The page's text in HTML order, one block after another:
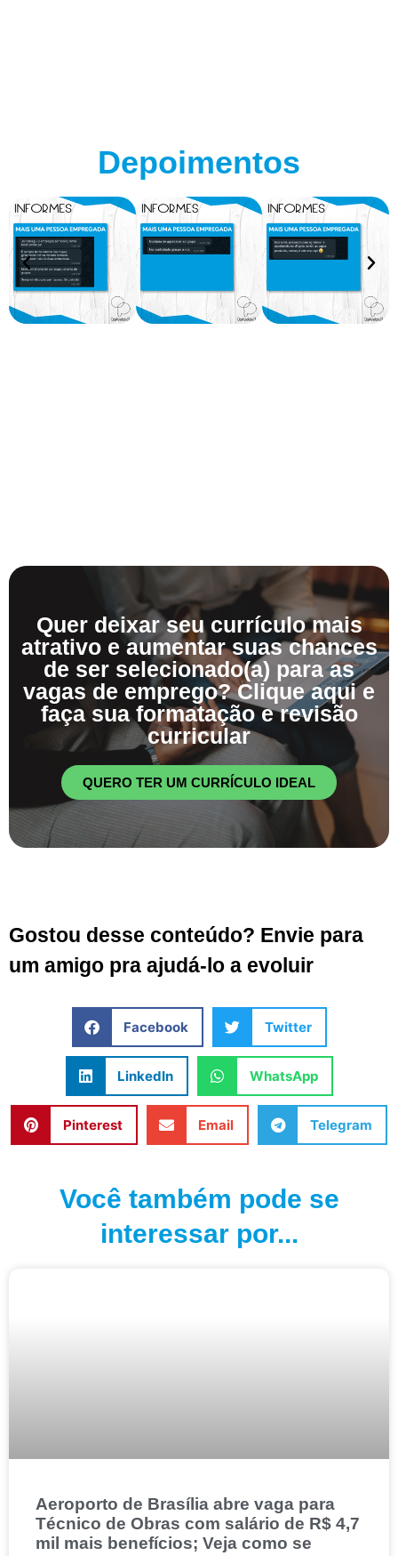
Depoimentos
Quer deixar seu currículo mais
atrativo e aumentar suas chances
de ser selecionado(a) para as
vagas de emprego? Clique aqui e
faça sua formatação e revisão
curricular
QUERO TER UM CURRÍCULO IDEAL
Gostou desse conteúdo? Envie para
um amigo pra ajudá-lo a evoluir
Facebook Twitter
LinkedIn WhatsApp
Pinterest Email Telegram
Você também pode se
interessar por...
Aeroporto de Brasília abre vaga para
Técnico de Obras com salário de R$ 4,7
mil mais benefícios; Veja como se